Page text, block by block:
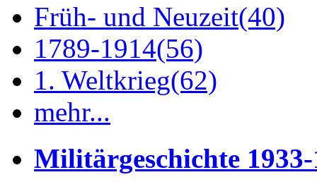
Früh- und Neuzeit(40)
1789-1914(56)
1. Weltkrieg(62)
mehr...
Militärgeschichte 1933-